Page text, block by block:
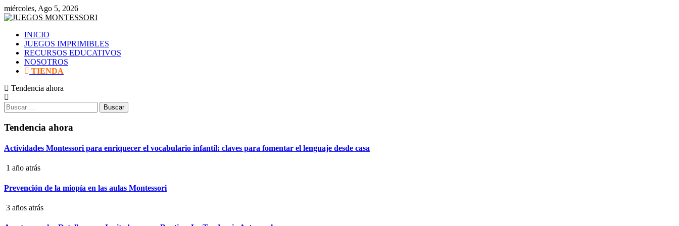
Saltar
al
miércoles, Ago 5, 2026
INICIO
JUEGOS IMPRIMIBLES
RECURSOS EDUCATIVOS
NOSOTROS
TIENDA
Tendencia ahora
Buscar:
Tendencia ahora
Actividades Montessori para enriquecer el vocabulario infantil: claves para fomentar el lenguaje desde casa
1 año atrás
Prevención de la miopía en las aulas Montessori
3 años atrás